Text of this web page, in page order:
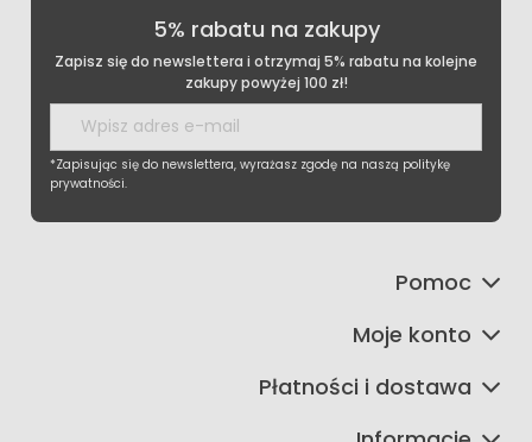
5% rabatu na zakupy
Zapisz się do newslettera i otrzymaj 5% rabatu na kolejne
zakupy powyżej 100 zł!
*Zapisując się do newslettera, wyrażasz zgodę na naszą politykę
prywatności.
Pomoc
Moje konto
Płatności i dostawa